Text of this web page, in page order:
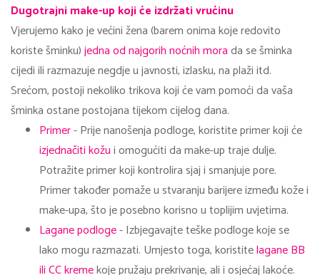
Dugotrajni make-up koji će izdržati vrućinu
Vjerujemo kako je većini žena (barem onima koje redovito
koriste šminku)jedna od najgorih noćnih morada se šminka
cijedi ili razmazuje negdje u javnosti, izlasku, na plaži itd.
Srećom, postoji nekoliko trikova koji će vam pomoći da vaša
šminka ostane postojana tijekom cijelog dana.
Primer- Prije nanošenja podloge, koristite primer koji će
izjednačiti kožui omogućiti da make-up traje dulje.
Potražite primer koji kontrolira sjaj i smanjuje pore.
Primer također pomaže u stvaranju barijere između kože i
make-upa, što je posebno korisno u toplijim uvjetima.
Lagane podloge- Izbjegavajte teške podloge koje se
lako mogu razmazati. Umjesto toga, koristitelagane BB
ili CC kremekoje pružaju prekrivanje, ali i osjećaj lakoće.